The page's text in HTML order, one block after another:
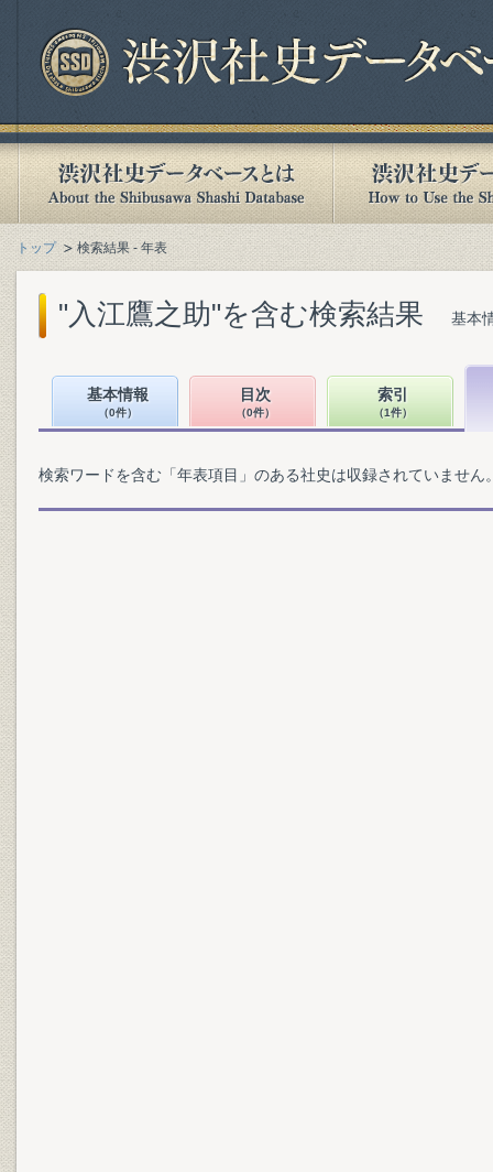
トップ 検索結果 - 年表
"入江鷹之助"を含む検索結果 基本
基本情報
（0件）
目次
（0件）
索引
（1件）
検索ワードを含む「年表項目」のある社史は収録されていません